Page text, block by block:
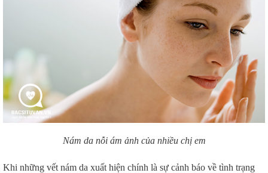
Nám da nỗi ám ảnh của nhiều chị em
Khi những vết nám da xuất hiện chính là sự cảnh báo về tình trạng